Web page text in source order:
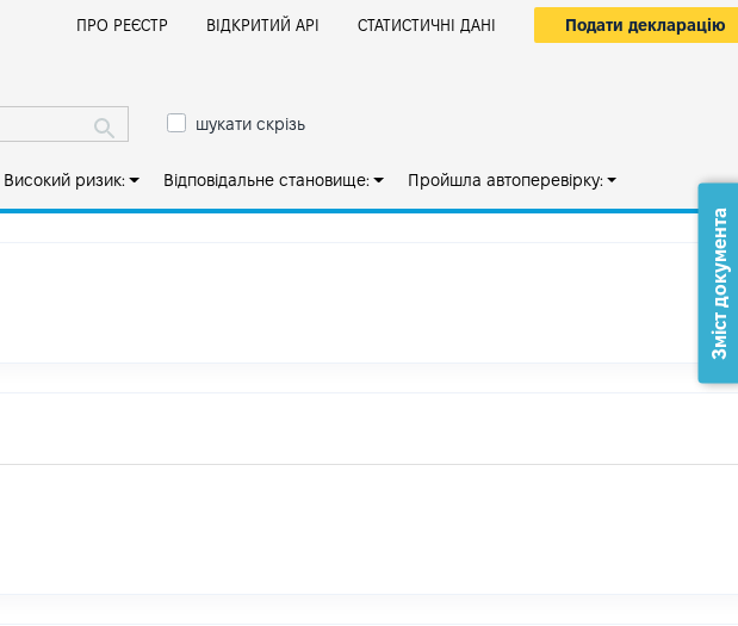
ПРО РЕЄСТР ВІДКРИТИЙ АРІ СТАТИСТИЧНІ ДАНІ Подати декларацію
шукати скрізь
Високий ризик: Відповідальне становище: Пройшла автоперевірку:
Зміст документа